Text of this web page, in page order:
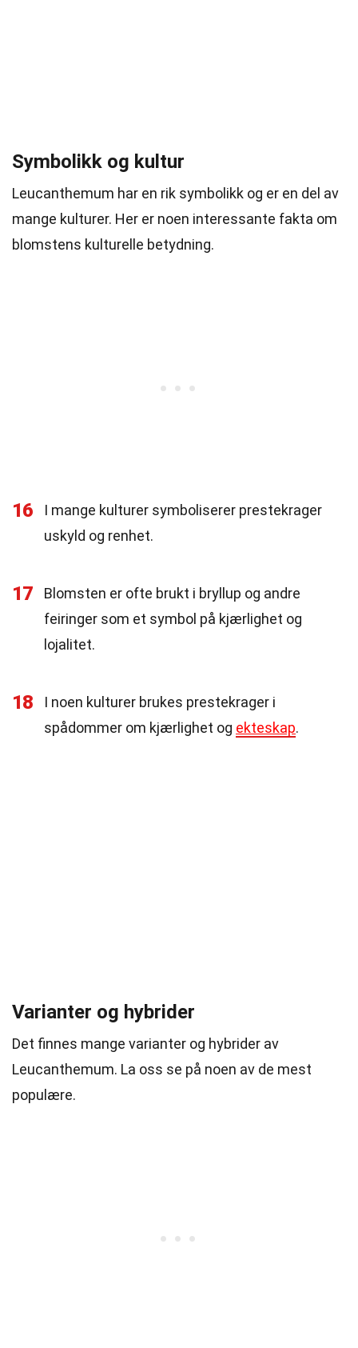
Symbolikk og kultur
Leucanthemum har en rik symbolikk og er en del av
mange kulturer. Her er noen interessante fakta om
blomstens kulturelle betydning.
16
I mange kulturer symboliserer prestekrager
uskyld og renhet.
17
Blomsten er ofte brukt i bryllup og andre
feiringer som et symbol på kjærlighet og
lojalitet.
18
I noen kulturer brukes prestekrager i
spådommer om kjærlighet og ekteskap.
Varianter og hybrider
Det finnes mange varianter og hybrider av
Leucanthemum. La oss se på noen av de mest
populære.